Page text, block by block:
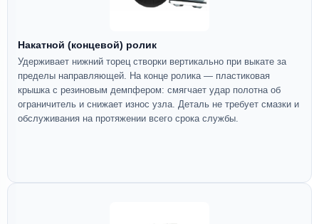
Накатной (концевой) ролик
Удерживает нижний торец створки вертикально при выкате за
пределы направляющей. На конце ролика — пластиковая
крышка с резиновым демпфером: смягчает удар полотна об
ограничитель и снижает износ узла. Деталь не требует смазки и
обслуживания на протяжении всего срока службы.